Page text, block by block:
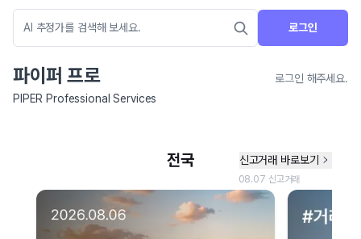
로그인
파이퍼 프로
로그인 해주세요.
PIPER Professional Services